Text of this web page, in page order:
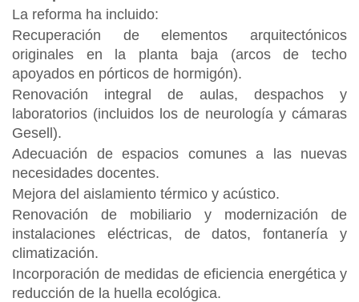
La reforma ha incluido:
Recuperación de elementos arquitectónicos
originales en la planta baja (arcos de techo
apoyados en pórticos de hormigón).
Renovación integral de aulas, despachos y
laboratorios (incluidos los de neurología y cámaras
Gesell).
Adecuación de espacios comunes a las nuevas
necesidades docentes.
Mejora del aislamiento térmico y acústico.
Renovación de mobiliario y modernización de
instalaciones eléctricas, de datos, fontanería y
climatización.
Incorporación de medidas de eficiencia energética y
reducción de la huella ecológica.